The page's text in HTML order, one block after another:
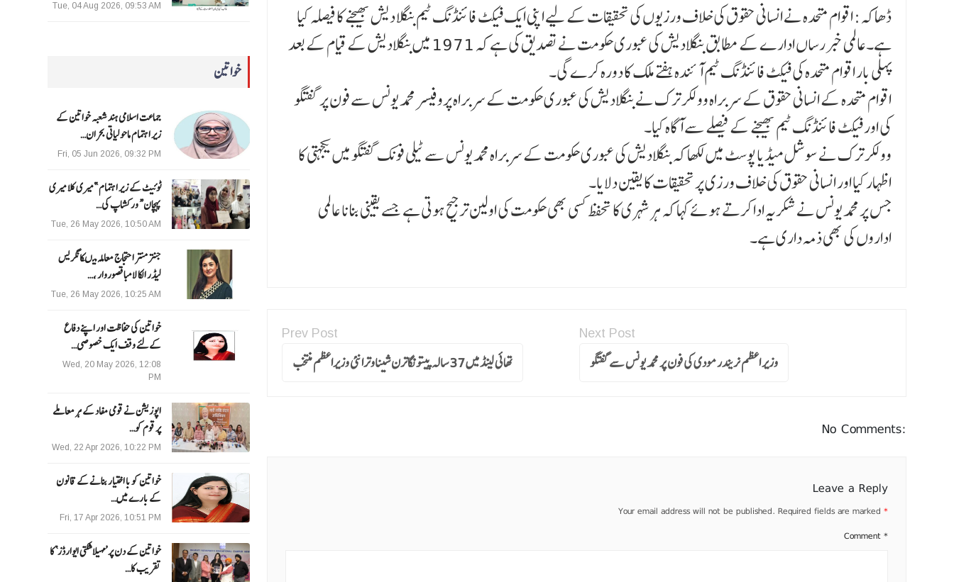
Tue, 04 Aug 2026, 09:53 AM
خواتین
جماعت اسلامی ہند شعبہ خواتین کے
زیر اہتمام ماحولیاتی بحران…
Fri, 05 Jun 2026, 09:32 PM
ٹوئیٹ کے زیر اہتمام ”میری کلا میری
پہچان“ ورکشاپ کی…
Tue, 26 May 2026, 10:50 AM
جنتر منتر احتجاج معاملہ میںکانگریس
لیڈر الکا لامبا قصوروار ،…
Tue, 26 May 2026, 10:25 AM
خواتین کی حفاظت اور اپنے دفاع
کےلئے وقف ایک خصوصی…
Wed, 20 May 2026, 12:08
PM
اپوزیشن نے قومی مفاد کے ہر معاملے
پر قوم کو…
Wed, 22 Apr 2026, 10:22 PM
خواتین کو با اختیار بنانے کے قانون
کے بارے میں…
Fri, 17 Apr 2026, 10:51 PM
خواتین کے دن پر ’مہیلا شکتی ایوارڈز‘ کا
تقریب کا…
ڈھاکہ: اقوام متحدہ نے انسانی حقوق کی خلاف ورزیوں کی تحقیقات کے لیے اپنی ایک فیکٹ فائنڈنگ ٹیم بنگلا دیش بھیجنے کا فیصلہ کیا
ہے۔عالمی خبر رساں ادارے کے مطابق بنگلادیش کی عبوری حکومت نے تصدیق کی ہے کہ 1971 میں بنگلادیش کے قیام کے بعد
پہلی بار اقوام متحدہ کی فیکٹ فائنڈنگ ٹیم آئندہ ہفتے ملک کا دورہ کرے گی۔
اقوام متحدہ کے انسانی حقوق کے سربراہ وولکر ترک نے بنگلادیش کی عبوری حکومت کے سربراہ پروفیسر محمد یونس سے فون پر گفتگو
کی اور فیکٹ فائنڈنگ ٹیم بھیجنے کے فیصلے سے آگاہ کیا۔
وولکر ترک نے سوشل میڈیا پوسٹ میں لکھا کہ بنگلادیش کی عبوری حکومت کے سربراہ محمد یونس سے ٹیلی فونک گفتگو میں یکجہتی کا
اظہار کیا اور انسانی حقوق کی خلاف ورزی پر تحقیقات کا یقین دلایا۔
جس پر محمد یونس نے شکریہ ادا کرتے ہوئے کہا کہ ہر شہری کا تحفظ کسی بھی حکومت کی اولین ترجیح ہوتی ہے جسے یقینی بنانا عالمی
اداروں کی بھی ذمہ داری ہے۔
Prev Post
تھائی لینڈ میں 37 سالہ پیتونگاترن شیناوترا نئی وزیراعظم منتخب
Next Post
وزیر اعظم نریندر مودی کی فون پر محمد یونس سے گفتگو
No Comments:
Leave a Reply
Your email address will not be published. Required fields are marked *
Comment *